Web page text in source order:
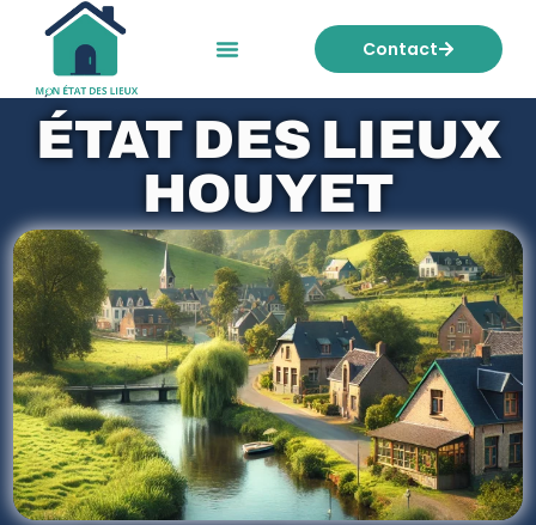
Contact
ÉTAT DES LIEUX
HOUYET